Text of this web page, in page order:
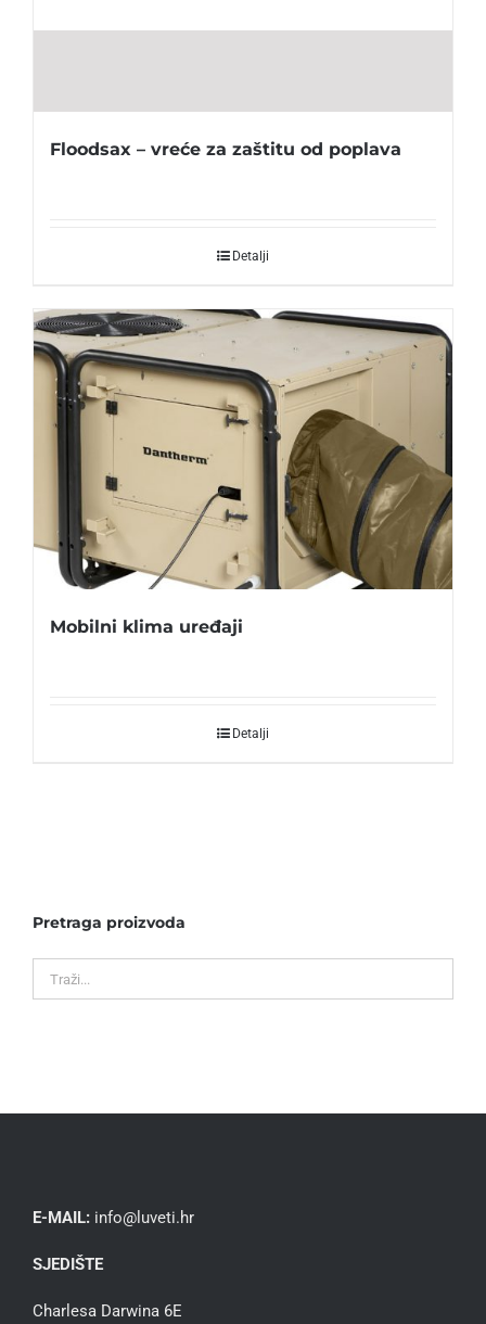
Floodsax – vreće za zaštitu od poplava
Detalji
Mobilni klima uređaji
Detalji
Pretraga proizvoda
E-MAIL: info@luveti.hr
SJEDIŠTE
Charlesa Darwina 6E